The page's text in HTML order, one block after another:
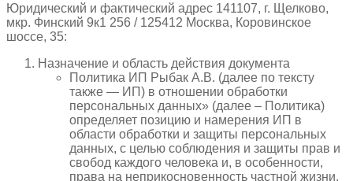
Юридический и фактический адрес 141107, г. Щелково,
мкр. Финский 9к1 256 / 125412 Москва, Коровинское
шоссе, 35:
Назначение и область действия документа
Политика ИП Рыбак А.В. (далее по тексту
также — ИП) в отношении обработки
персональных данных» (далее – Политика)
определяет позицию и намерения ИП в
области обработки и защиты персональных
данных, с целью соблюдения и защиты прав и
свобод каждого человека и, в особенности,
права на неприкосновенность частной жизни,